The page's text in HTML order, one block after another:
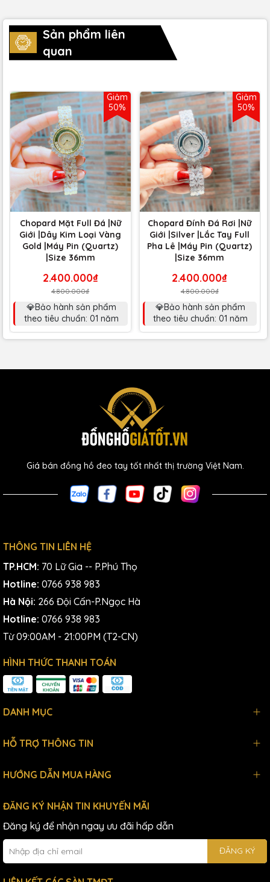
Sản phẩm liên
quan
Giảm
50%
Chopard Mặt Full Đá |Nữ
Giới |Dây Kim Loại Vàng
Gold |Máy Pin (Quartz)
|Size 36mm
2.400.000₫
4.800.000₫
💎Bảo hành sản phẩm
theo tiêu chuẩn: 01 năm
Giảm
50%
Chopard Đính Đá Rơi |Nữ
Giới |Silver |Lắc Tay Full
Pha Lê |Máy Pin (Quartz)
|Size 36mm
2.400.000₫
4.800.000₫
💎Bảo hành sản phẩm
theo tiêu chuẩn: 01 năm
Giá bán đồng hồ đeo tay tốt nhất thị trường Việt Nam.
THÔNG TIN LIÊN HỆ
TP.HCM: 70 Lữ Gia -- P.Phú Thọ
Hotline: 0766 938 983
Hà Nội: 266 Đội Cấn-P.Ngọc Hà
Hotline: 0766 938 983
Từ 09:00AM - 21:00PM (T2-CN)
HÌNH THỨC THANH TOÁN
DANH MỤC
HỖ TRỢ THÔNG TIN
HƯỚNG DẪN MUA HÀNG
ĐĂNG KÝ NHẬN TIN KHUYẾN MÃI
Đăng ký để nhận ngay ưu đãi hấp dẫn
ĐĂNG KÝ